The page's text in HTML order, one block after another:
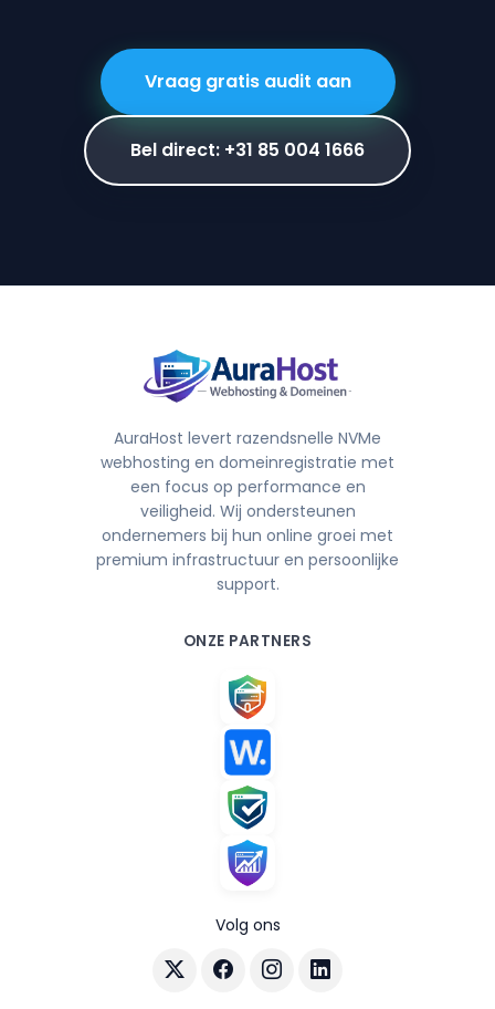
Vraag gratis audit aan
Bel direct: +31 85 004 1666
AuraHost levert razendsnelle NVMe
webhosting en domeinregistratie met
een focus op performance en
veiligheid. Wij ondersteunen
ondernemers bij hun online groei met
premium infrastructuur en persoonlijke
support.
ONZE PARTNERS
Volg ons
Volg AuraHost op X
Volg AuraHost op Facebook
Volg AuraHost op Instagram
Volg AuraHost op